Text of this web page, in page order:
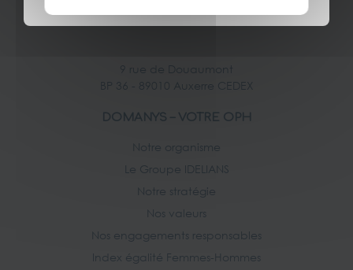
9 rue de Douaumont
BP 36 - 89010 Auxerre CEDEX
DOMANYS – VOTRE OPH
Notre organisme
Le Groupe IDELIANS
Notre stratégie
Nos valeurs
Nos engagements responsables
Index égalité Femmes-Hommes